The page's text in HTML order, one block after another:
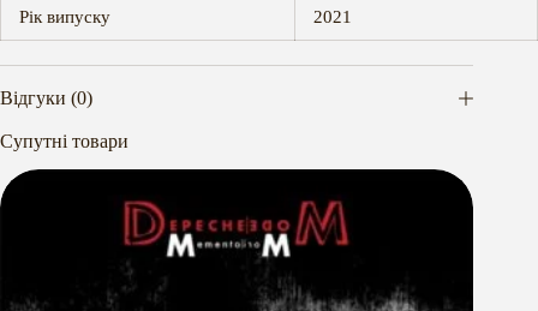
Рік випуску 2021
Відгуки (0)
Супутні товари